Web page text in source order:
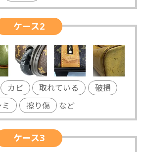
ケース2
カビ 取れている
破損
擦り傷 など
ケース3